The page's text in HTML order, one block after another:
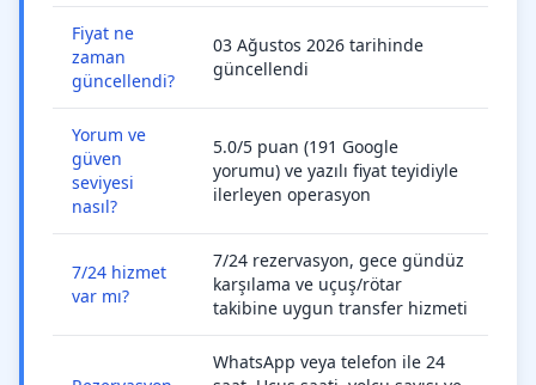
Fiyat ne
zaman
güncellendi?
03 Ağustos 2026 tarihinde
güncellendi
Yorum ve
güven
seviyesi
nasıl?
5.0/5 puan (191 Google
yorumu) ve yazılı fiyat teyidiyle
ilerleyen operasyon
7/24 hizmet
var mı?
7/24 rezervasyon, gece gündüz
karşılama ve uçuş/rötar
takibine uygun transfer hizmeti
WhatsApp veya telefon ile 24